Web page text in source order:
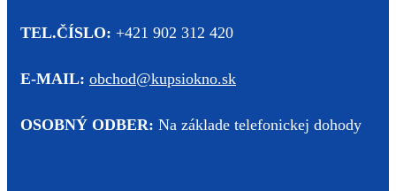
TEL.ČÍSLO: +421 902 312 420
E-MAIL: obchod@kupsiokno.sk
OSOBNÝ ODBER: Na základe telefonickej dohody